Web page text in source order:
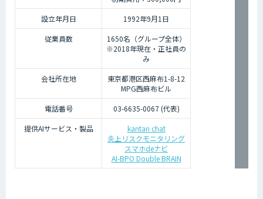
設立年月日
1992年9月1日
従業員数
1650名（グループ全体）
※2018年現在・正社員の
み
会社所在地
東京都港区西麻布1-8-12
MPG西麻布ビル
電話番号
03-6635-0067 (代表)
提供AIサービス・製品
kantan chat
炎上リスクモニタリング
スマホdeナビ
AI-BPO Double BRAIN